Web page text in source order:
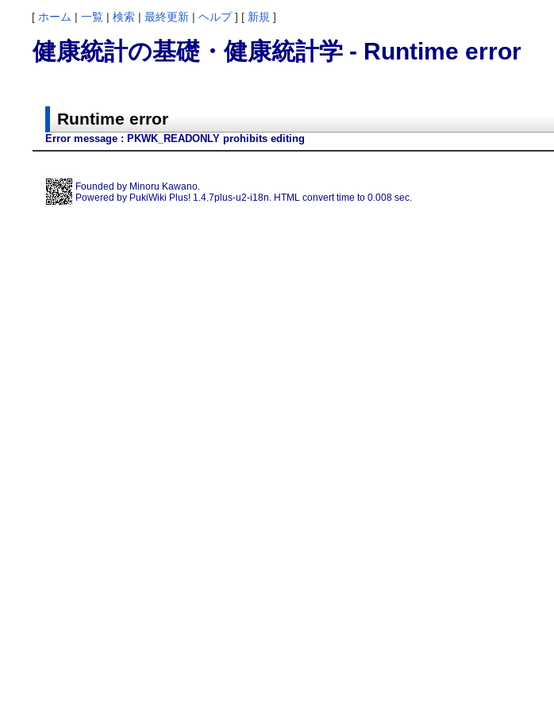
[ ホーム | 一覧| 検索| 最終更新| ヘルプ] [ 新規 ]
健康統計の基礎・健康統計学 - Runtime error
Runtime error
Error message : PKWK_READONLY prohibits editing
Founded by Minoru Kawano.
Powered by PukiWiki Plus! 1.4.7plus-u2-i18n. HTML convert time to 0.008 sec.